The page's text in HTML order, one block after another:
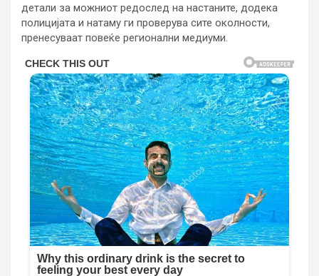
детали за можниот редослед на настаните, додека
полицијата и натаму ги проверува сите околности,
пренесуваат повеќе регионални медиуми.